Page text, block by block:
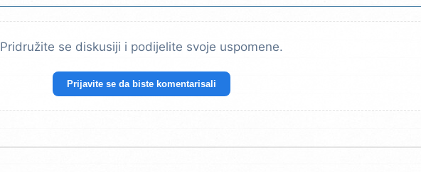
Pridružite se diskusiji i podijelite svoje uspomene.
Prijavite se da biste komentarisali